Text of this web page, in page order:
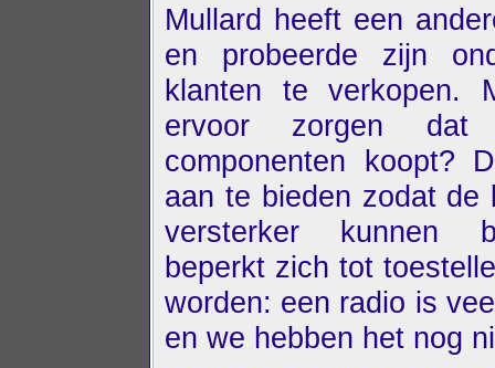
Mullard heeft een
en probeerde zijn
klanten te verkopen.
ervoor zorgen
componenten koopt?
aan te bieden zodat de
versterker kunnen
beperkt zich tot
worden: een radio is
en we hebben het nog